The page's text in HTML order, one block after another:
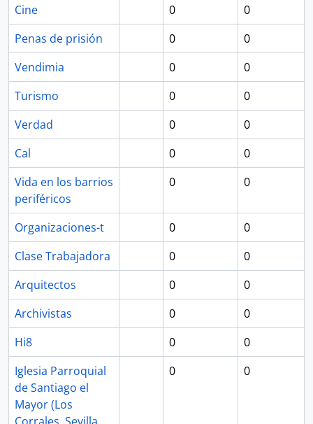
Cine
0
0
Penas de prisión
0
0
Vendimia
0
0
Turismo
0
0
Verdad
0
0
Cal
0
0
Vida en los barrios
periféricos
0 0
Organizaciones-t 0
0
Clase Trabajadora
0
0
Arquitectos
0
0
Archivistas
0
0
Hi8
0
0
Iglesia Parroquial
de Santiago el
Mayor (Los
0 0